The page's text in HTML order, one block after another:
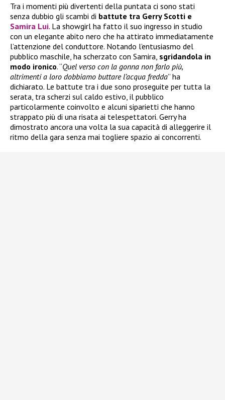
Tra i momenti più divertenti della puntata ci sono stati
senza dubbio gli scambi di battute tra Gerry Scotti e
Samira Lui. La showgirl ha fatto il suo ingresso in studio
con un elegante abito nero che ha attirato immediatamente
l’attenzione del conduttore. Notando l’entusiasmo del
pubblico maschile, ha scherzato con Samira, sgridandola in
modo ironico. “Quel verso con la gonna non farlo più,
altrimenti a loro dobbiamo buttare l’acqua fredda” ha
dichiarato. Le battute tra i due sono proseguite per tutta la
serata, tra scherzi sul caldo estivo, il pubblico
particolarmente coinvolto e alcuni siparietti che hanno
strappato più di una risata ai telespettatori. Gerry ha
dimostrato ancora una volta la sua capacità di alleggerire il
ritmo della gara senza mai togliere spazio ai concorrenti.